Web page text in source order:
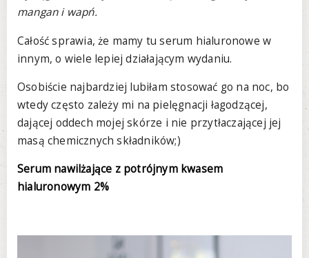
mangan i wapń.
Całość sprawia, że mamy tu serum hialuronowe w
innym, o wiele lepiej działającym wydaniu.
Osobiście najbardziej lubiłam stosować go na noc, bo
wtedy często zależy mi na pielęgnacji łagodzącej,
dającej oddech mojej skórze i nie przytłaczającej jej
masą chemicznych składników;)
Serum nawilżające z potrójnym kwasem
hialuronowym 2%